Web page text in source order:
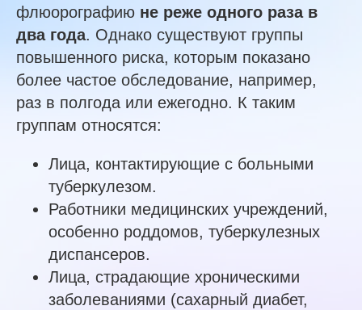
флюорографию не реже одного раза в
два года. Однако существуют группы
повышенного риска, которым показано
более частое обследование, например,
раз в полгода или ежегодно. К таким
группам относятся:
Лица, контактирующие с больными
туберкулезом.
Работники медицинских учреждений,
особенно роддомов, туберкулезных
диспансеров.
Лица, страдающие хроническими
заболеваниями (сахарный диабет,